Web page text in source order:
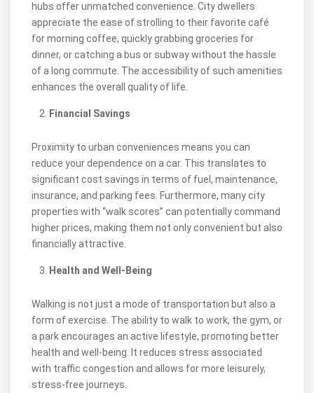
hubs offer unmatched convenience. City dwellers
appreciate the ease of strolling to their favorite café
for morning coffee, quickly grabbing groceries for
dinner, or catching a bus or subway without the hassle
of a long commute. The accessibility of such amenities
enhances the overall quality of life.
Financial Savings
Proximity to urban conveniences means you can
reduce your dependence on a car. This translates to
significant cost savings in terms of fuel, maintenance,
insurance, and parking fees. Furthermore, many city
properties with “walk scores” can potentially command
higher prices, making them not only convenient but also
financially attractive.
Health and Well-Being
Walking is not just a mode of transportation but also a
form of exercise. The ability to walk to work, the gym, or
a park encourages an active lifestyle, promoting better
health and well-being. It reduces stress associated
with traffic congestion and allows for more leisurely,
stress-free journeys.